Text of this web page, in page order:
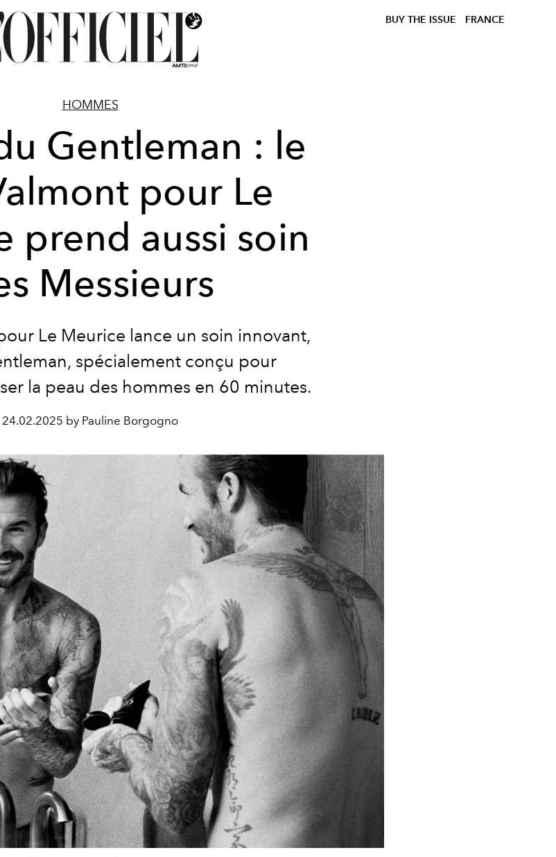
BUY THE ISSUE FRANCE
HOMMES
Gentleman : le
pour Le
prend aussi soin
Messieurs
Le Meurice lance un soin innovant,
spécialement conçu pour
la peau des hommes en 60 minutes.
24.02.2025 by Pauline Borgogno